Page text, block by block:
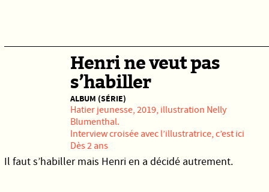
Henri ne veut pas
s’habiller
ALBUM (SÉRIE)
Hatier jeunesse, 2019, illustration Nelly
Blumenthal.
Interview croisée avec l’illustratrice, c’est ici
Dès 2 ans
Il faut s’habiller mais Henri en a décidé autrement.